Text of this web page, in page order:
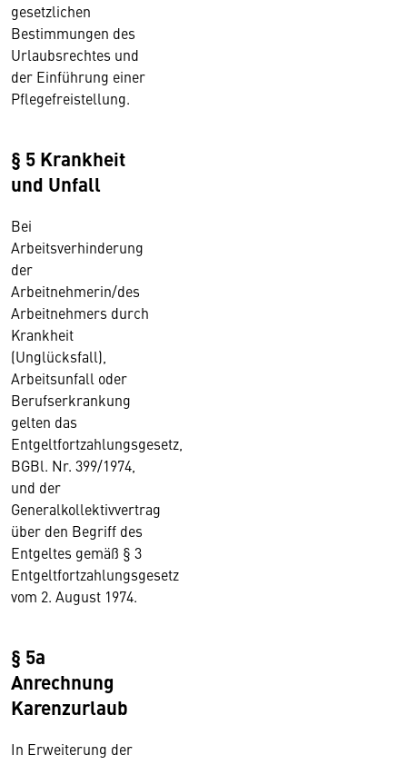
gesetzlichen
Bestimmungen des
Urlaubsrechtes und
der Einführung einer
Pflegefreistellung.
§ 5 Krankheit
und Unfall
Bei
Arbeitsverhinderung
der
Arbeitnehmerin/des
Arbeitnehmers durch
Krankheit
(Unglücksfall),
Arbeitsunfall oder
Berufserkrankung
gelten das
Entgeltfortzahlungsgesetz,
BGBl. Nr. 399/1974,
und der
Generalkollektivvertrag
über den Begriff des
Entgeltes gemäß § 3
Entgeltfortzahlungsgesetz
vom 2. August 1974.
§ 5a
Anrechnung
Karenzurlaub
In Erweiterung der